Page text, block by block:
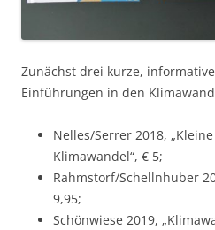
Zunächst drei kurze,
Einführungen in den
Nelles/Serrer 2018,
Klimawandel“, € 5;
Rahmstorf/Schellnhuber
9,95;
Schönwiese 2019,